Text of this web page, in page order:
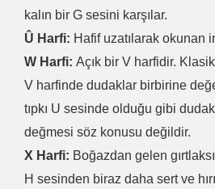
kalın bir G sesini karşılar.
Û Harfi: Hafif uzatılarak okunan
W Harfi: Açık bir V harfidir.
V harfinde dudaklar birbirine
tıpkı U sesinde olduğu gibi
değmesi söz konusu değildir.
X Harfi: Boğazdan gelen
H sesinden biraz daha sert ve